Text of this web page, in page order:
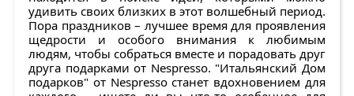
удивить своих близких в этот волшебный период.
Пора праздников – лучшее время для проявления
щедрости и особого внимания к любимым
людям, чтобы собраться вместе и порадовать друг
друга подарками от Nespresso. "Итальянский Дом
подарков" от Nespresso станет вдохновением для